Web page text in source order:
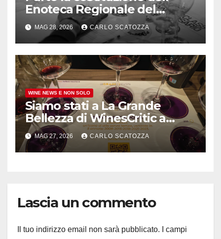
Enoteca Regionale del
Taurasi Docg, l’annuncio del
comune irpino
MAG 28, 2026 CARLO SCATOZZA
WINE NEWS E NON SOLO
Siamo stati a La Grande
Bellezza di WinesCritic a
Napoli, davvero bello e non
banale
MAG 27, 2026 CARLO SCATOZZA
Lascia un commento
Il tuo indirizzo email non sarà pubblicato.
I campi